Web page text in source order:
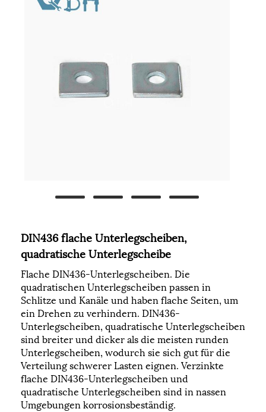
DIN436 flache Unterlegscheiben,
quadratische Unterlegscheibe
Flache DIN436-Unterlegscheiben. Die
quadratischen Unterlegscheiben passen in
Schlitze und Kanäle und haben flache Seiten, um
ein Drehen zu verhindern. DIN436-
Unterlegscheiben, quadratische Unterlegscheiben
sind breiter und dicker als die meisten runden
Unterlegscheiben, wodurch sie sich gut für die
Verteilung schwerer Lasten eignen. Verzinkte
flache DIN436-Unterlegscheiben und
quadratische Unterlegscheiben sind in nassen
Umgebungen korrosionsbeständig.